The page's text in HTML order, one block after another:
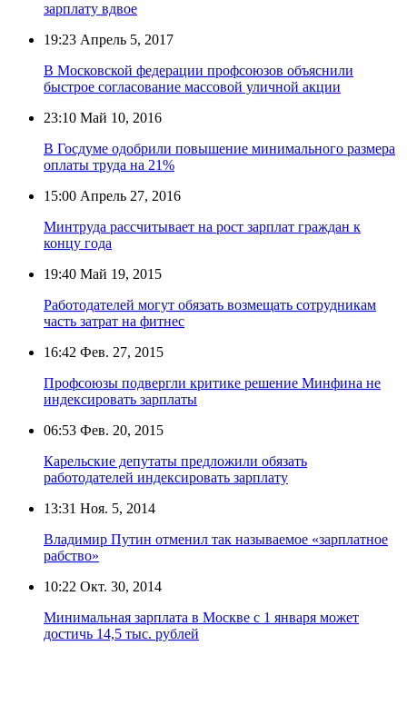
зарплату вдвое
19:23 Апрель 5, 2017
В Московской федерации профсоюзов объяснили
быстрое согласование массовой уличной акции
23:10 Май 10, 2016
В Госдуме одобрили повышение минимального размера
оплаты труда на 21%
15:00 Апрель 27, 2016
Минтруда рассчитывает на рост зарплат граждан к
концу года
19:40 Май 19, 2015
Работодателей могут обязать возмещать сотрудникам
часть затрат на фитнес
16:42 Фев. 27, 2015
Профсоюзы подвергли критике решение Минфина не
индексировать зарплаты
06:53 Фев. 20, 2015
Карельские депутаты предложили обязать
работодателей индексировать зарплату
13:31 Ноя. 5, 2014
Владимир Путин отменил так называемое «зарплатное
рабство»
10:22 Окт. 30, 2014
Минимальная зарплата в Москве с 1 января может
достичь 14,5 тыс. рублей